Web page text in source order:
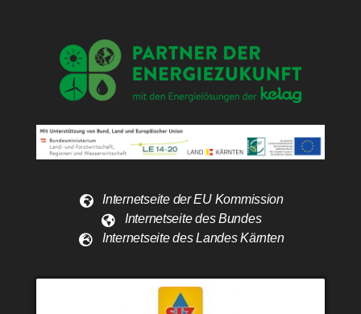
Internetseite der EU Kommission
Internetseite des Bundes
Internetseite des Landes Kärnten